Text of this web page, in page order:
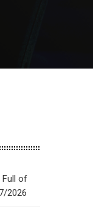
Full of
2026